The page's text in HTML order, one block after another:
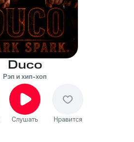
Duco
Рэп и хип-хоп
Слушать Нравится